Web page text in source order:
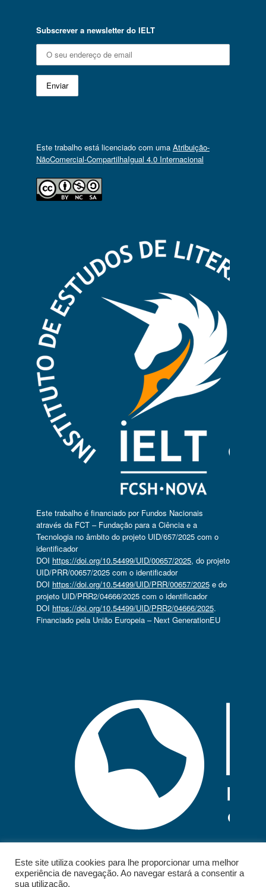
Subscrever a newsletter do IELT
Este trabalho está licenciado com uma Atribuição-
NãoComercial-CompartilhaIgual 4.0 Internacional
Este trabalho é financiado por Fundos Nacionais
através da FCT – Fundação para a Ciência e a
Tecnologia no âmbito do projeto UID/657/2025 com o
identificador
DOI https://doi.org/10.54499/UID/00657/2025, do projeto
UID/PRR/00657/2025 com o identificador
DOI https://doi.org/10.54499/UID/PRR/00657/2025e do
projeto UID/PRR2/04666/2025 com o identificador
DOI https://doi.org/10.54499/UID/PRR2/04666/2025.
Financiado pela União Europeia – Next GenerationEU
Este site utiliza cookies para lhe proporcionar uma melhor
experiência de navegação. Ao navegar estará a consentir a
sua utilização.